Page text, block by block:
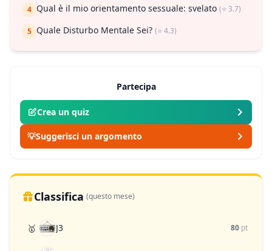
4 Qual è il mio orientamento sessuale: svelato (⭐ 3.7)
5 Quale Disturbo Mentale Sei? (⭐ 4.3)
Partecipa
Crea un quiz
💡Suggerisci un argomento
Classifica (questo mese)
🥇 J3 80 pt